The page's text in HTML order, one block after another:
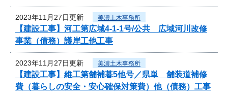
2023年11月27日更新 美濃土木事務所
【建設工事】河工第広域4-1-1号/公共 広域河川改修
事業（債務）護岸工他工事
2023年11月27日更新 美濃土木事務所
【建設工事】維工第舗補暮5他号／県単 舗装道補修
費（暮らしの安全・安心確保対策費）他（債務）工事